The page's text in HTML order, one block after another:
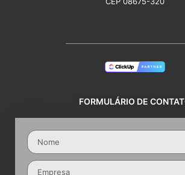
FORMULÁRIO DE